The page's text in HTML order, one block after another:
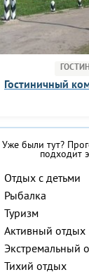
Гостиничный
Уже были тут?
подходит
Отдых с детьми
Рыбалка
Туризм
Активный отдых
Экстремальный
Тихий отдых